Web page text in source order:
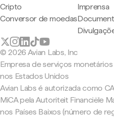
Cripto
Conversor de moedas
Imprensa
© 2026 Avian Labs, Inc
Empresa de serviços
nos Estados Unidos
Avian Labs é autorizada como
MiCA pela Autoriteit Financiële
nos Países Baixos (número de